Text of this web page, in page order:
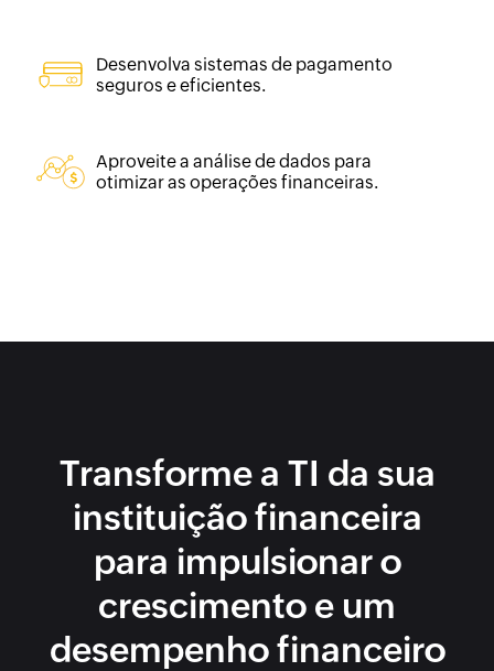
Desenvolva sistemas de pagamento
seguros e eficientes.
Aproveite a análise de dados para
otimizar as operações financeiras.
Transforme a TI da sua
instituição financeira
para impulsionar o
crescimento e um
desempenho financeiro